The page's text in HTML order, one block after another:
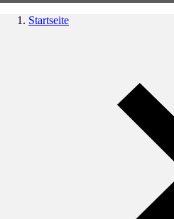
Startseite